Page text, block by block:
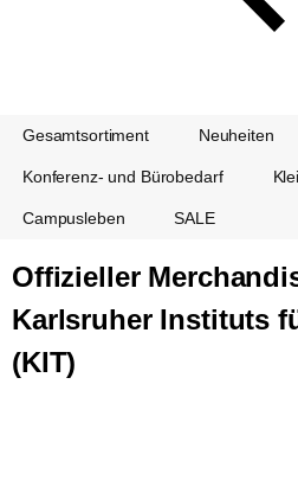
Gesamtsortiment Neuheiten
Konferenz- und Bürobedarf
Campusleben SALE
Offizieller
Karlsruher Instituts
(KIT)